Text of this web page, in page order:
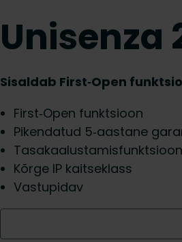
Unisenza
Sisaldab First‑Open
First‑Open funktsioon
Pikendatud 5‑aastane
Tasakaalustamisfunktsioon
Kõrge IP kaitseklass
Vastupidav